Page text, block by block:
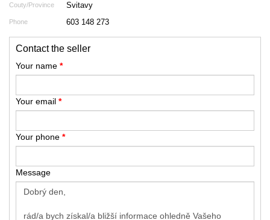
Couty/Province Svitavy
Phone 603 148 273
Contact the seller
Your name *
Your email *
Your phone *
Message